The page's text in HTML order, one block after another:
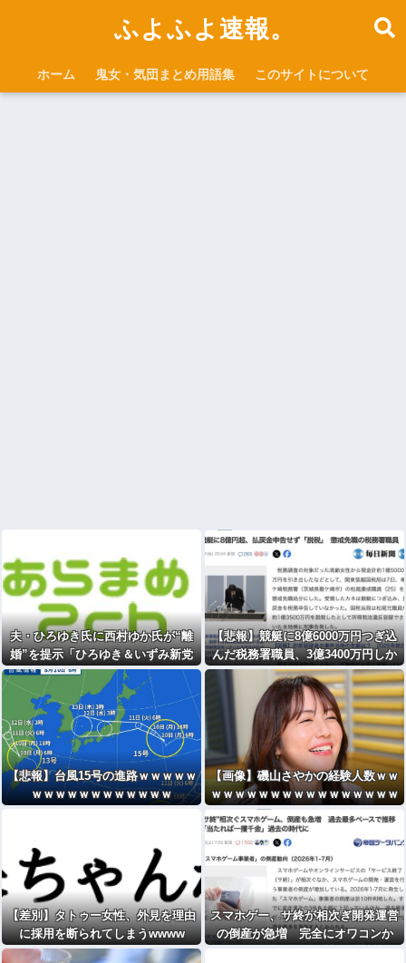
ふよふよ速報。
ホーム 鬼女・気団まとめ用語集 このサイトについて
夫・ひろゆき氏に西村ゆか氏が“離
婚”を提示「ひろゆき＆いずみ新党
（仮）」の届け出を知らされず激怒
[582792952]
【悲報】競艇に8億6000万円つぎ込
んだ税務署職員、3億3400万円しか
回収できずに逝く
【悲報】台風15号の進路ｗｗｗｗｗ
ｗｗｗｗｗｗｗｗｗｗｗｗ
【画像】磯山さやかの経験人数ｗｗ
ｗｗｗｗｗｗｗｗｗｗｗｗｗｗｗｗ
【差別】タトゥー女性、外見を理由
に採用を断られてしまうwwww
スマホゲー、サ終が相次ぎ開発運営
の倒産が急増 完全にオワコンか